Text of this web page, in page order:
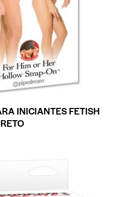
INICIANTES FETISH